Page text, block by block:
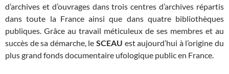
d’archives et d’ouvrages dans trois centres d’archives répartis
dans toute la France ainsi que dans quatre bibliothèques
publiques. Grâce au travail méticuleux de ses membres et au
succès de sa démarche, le SCEAU est aujourd’hui à l’origine du
plus grand fonds documentaire ufologique public en France.